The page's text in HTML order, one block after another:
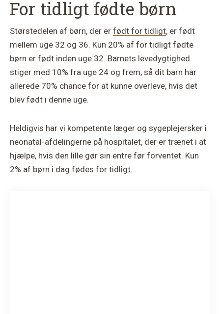
For tidligt fødte børn
Størstedelen af børn, der er født for tidligt, er født
mellem uge 32 og 36. Kun 20% af for tidligt fødte
børn er født inden uge 32. Barnets levedygtighed
stiger med 10% fra uge 24 og frem, så dit barn har
allerede 70% chance for at kunne overleve, hvis det
blev født i denne uge.
Heldigvis har vi kompetente læger og sygeplejersker i
neonatal-afdelingerne på hospitalet, der er trænet i at
hjælpe, hvis den lille gør sin entre før forventet. Kun
2% af børn i dag fødes for tidligt.